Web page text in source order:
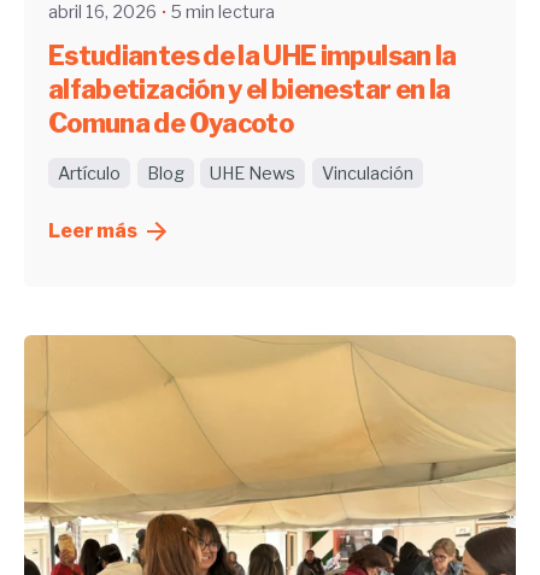
abril 16, 2026 5 min lectura
Estudiantes de la UHE impulsan la
alfabetización y el bienestar en la
Comuna de Oyacoto
Artículo Blog UHE News Vinculación
Leer más